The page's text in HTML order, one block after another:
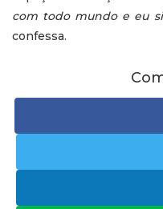
com todo mundo e eu
confessa.